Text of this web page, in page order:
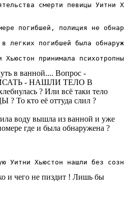
смерти певицы
погибшей, полиция не
легких погибшей была
Хьюстон принимала
в ванной.... Вопрос -
- НАШЛИ ТЕЛО В
? Или всё таки тело
То кто её оттуда слил ?
воду вышла из ванной и уже
где и была обнаружена ?
Уитни Хьюстон нашли без
и чего не пиздит ! Лишь бы